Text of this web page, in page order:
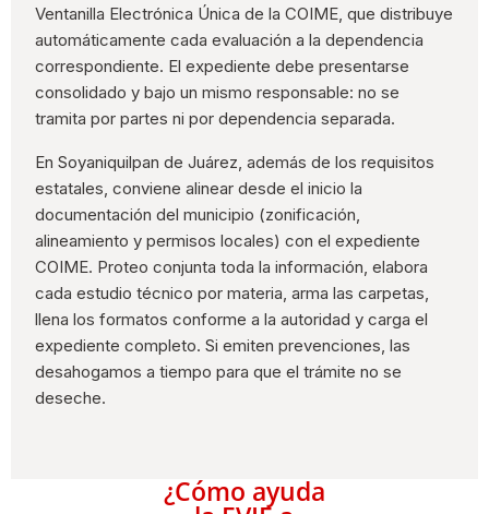
Ventanilla Electrónica Única de la COIME, que distribuye
automáticamente cada evaluación a la dependencia
correspondiente. El expediente debe presentarse
consolidado y bajo un mismo responsable: no se
tramita por partes ni por dependencia separada.
En Soyaniquilpan de Juárez, además de los requisitos
estatales, conviene alinear desde el inicio la
documentación del municipio (zonificación,
alineamiento y permisos locales) con el expediente
COIME. Proteo conjunta toda la información, elabora
cada estudio técnico por materia, arma las carpetas,
llena los formatos conforme a la autoridad y carga el
expediente completo. Si emiten prevenciones, las
desahogamos a tiempo para que el trámite no se
deseche.
¿Cómo ayuda